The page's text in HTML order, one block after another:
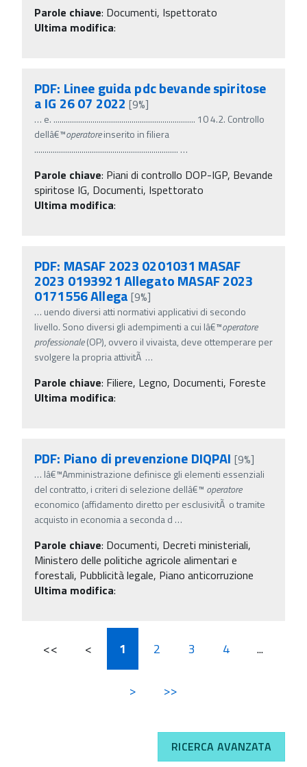
Parole chiave: Documenti, Ispettorato
Ultima modifica:
PDF: Linee guida pdc bevande spiritose
a IG 26 07 2022 [9%]
… e. ..................................................................... 10 4.2. Controllo
dellâ€™operatoreinserito in filiera
...................................................................... …
Parole chiave: Piani di controllo DOP-IGP, Bevande
spiritose IG, Documenti, Ispettorato
Ultima modifica:
PDF: MASAF 2023 0201031 MASAF
2023 0193921 Allegato MASAF 2023
0171556 Allega [9%]
… uendo diversi atti normativi applicativi di secondo
livello. Sono diversi gli adempimenti a cui lâ€™operatore
professionale(OP), ovvero il vivaista, deve ottemperare per
svolgere la propria attivitÃ …
Parole chiave: Filiere, Legno, Documenti, Foreste
Ultima modifica:
PDF: Piano di prevenzione DIQPAI [9%]
… lâ€™Amministrazione definisce gli elementi essenziali
del contratto, i criteri di selezione dellâ€™ operatore
economico (affidamento diretto per esclusivitÃ o tramite
acquisto in economia a seconda d …
Parole chiave: Documenti, Decreti ministeriali,
Ministero delle politiche agricole alimentari e
forestali, Pubblicità legale, Piano anticorruzione
Ultima modifica:
<< < 1 2 3 4 ...
> >>
RICERCA AVANZATA